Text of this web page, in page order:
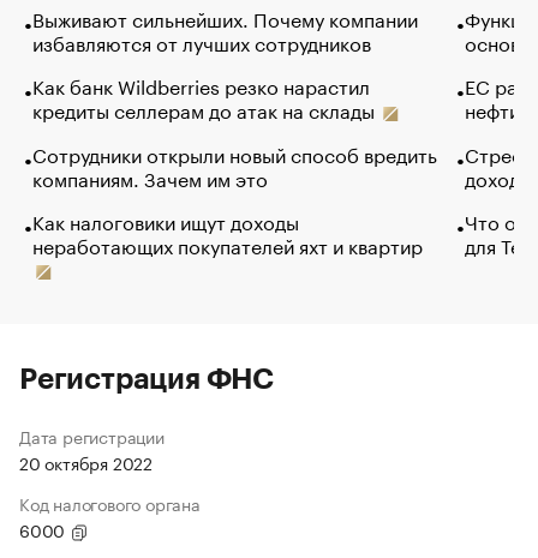
Выживают сильнейших. Почему компании
избавляются от лучших сотрудников
Как банк Wildberries резко нарастил
кредиты селлерам до атак на склады
Сотрудники открыли новый способ вредить
компаниям. Зачем им это
Как налоговики ищут доходы
неработающих покупателей яхт и квартир
основ
ЕС
нефти
Что
для
Регистрация ФНС
Дата регистрации
20 октября 2022
Код налогового органа
6000